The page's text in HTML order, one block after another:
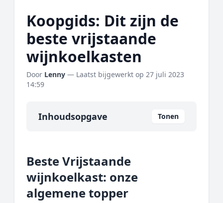
Koopgids: Dit zijn de
beste vrijstaande
wijnkoelkasten
Door Lenny — Laatst bijgewerkt op 27 juli 2023
14:59
Inhoudsopgave Tonen
Onze algemene topper
Prijs topper
Populaire merken
Beste Vrijstaande
wijnkoelkast: onze
algemene topper